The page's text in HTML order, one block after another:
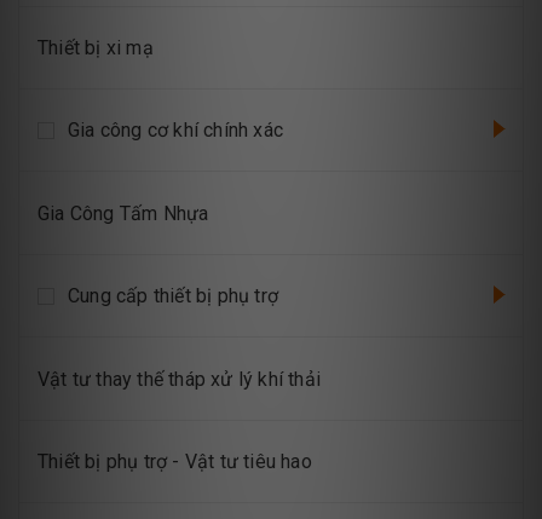
Thiết bị xi mạ
Gia công cơ khí chính xác
Gia Công Tấm Nhựa
Cung cấp thiết bị phụ trợ
Vật tư thay thế tháp xử lý khí thải
Thiết bị phụ trợ - Vật tư tiêu hao